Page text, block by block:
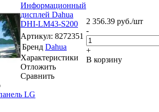
Информационный
дисплей Dahua
DHI-LM43-S200
Артикул: 8272351
Бренд Dahua
Характеристики
Отложить
Сравнить
2 356.39 руб./шт
-
+
В корзину
LG